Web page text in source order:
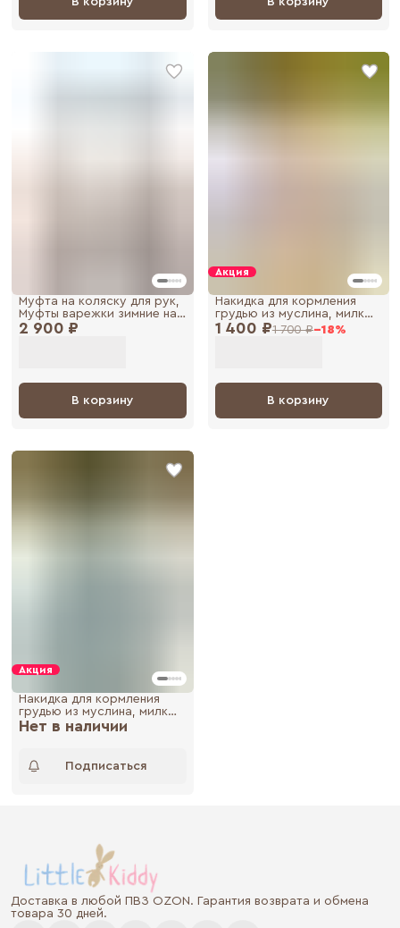
2 900 ₽
Муфта на коляску для рук,
Муфты варежки зимние на
коляску и санки
В корзину
Акция
1 400 ₽1 700 ₽−18%
Накидка для кормления
грудью из муслина, милк
снуд, фартук для
В корзину
Акция
Нет в наличии
Накидка для кормления
грудью из муслина, милк
снуд, фартук для
Подписаться
Доставка в любой ПВЗ OZON. Гарантия возврата и обмена
товара 30 дней.